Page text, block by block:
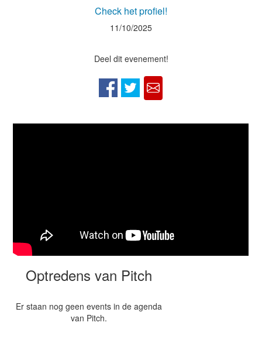
Check het profiel!
11/10/2025
Deel dit evenement!
Optredens van Pitch
Er staan nog geen events in de agenda
van Pitch.